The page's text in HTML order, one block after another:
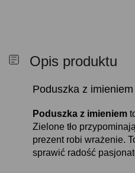
Opis produktu
Poduszka z
Poduszka z imieniem
Zielone tło
prezent robi wrażenie.
sprawić radość